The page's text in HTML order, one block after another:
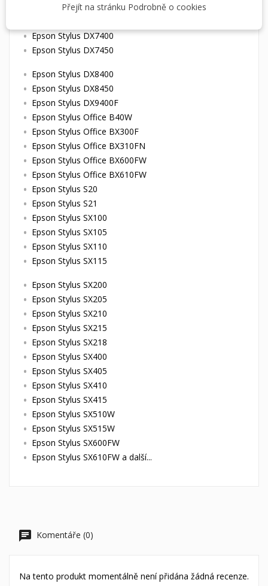
Epson Stylus DX6050
Epson Stylus DX7400
Epson Stylus DX7450
Epson Stylus DX8400
Epson Stylus DX8450
Epson Stylus DX9400F
Epson Stylus Office B40W
Epson Stylus Office BX300F
Epson Stylus Office BX310FN
Epson Stylus Office BX600FW
Epson Stylus Office BX610FW
Epson Stylus S20
Epson Stylus S21
Epson Stylus SX100
Epson Stylus SX105
Epson Stylus SX110
Epson Stylus SX115
Epson Stylus SX200
Epson Stylus SX205
Epson Stylus SX210
Epson Stylus SX215
Epson Stylus SX218
Epson Stylus SX400
Epson Stylus SX405
Epson Stylus SX410
Epson Stylus SX415
Epson Stylus SX510W
Epson Stylus SX515W
Epson Stylus SX600FW
Epson Stylus SX610FW a další...
Komentáře (0)
Na tento produkt momentálně není přidána žádná recenze.
Přejít na stránku Podrobně o cookies